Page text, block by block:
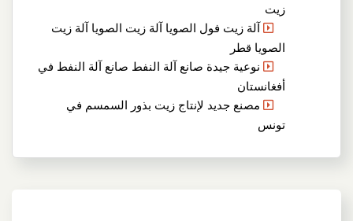
زيت
آلة زيت فول الصويا آلة زيت الصويا آلة زيت
الصويا قطر
نوعية جيدة صانع آلة النفط صانع آلة النفط في
أفغانستان
مصنع جديد لإنتاج زيت بذور السمسم في
تونس